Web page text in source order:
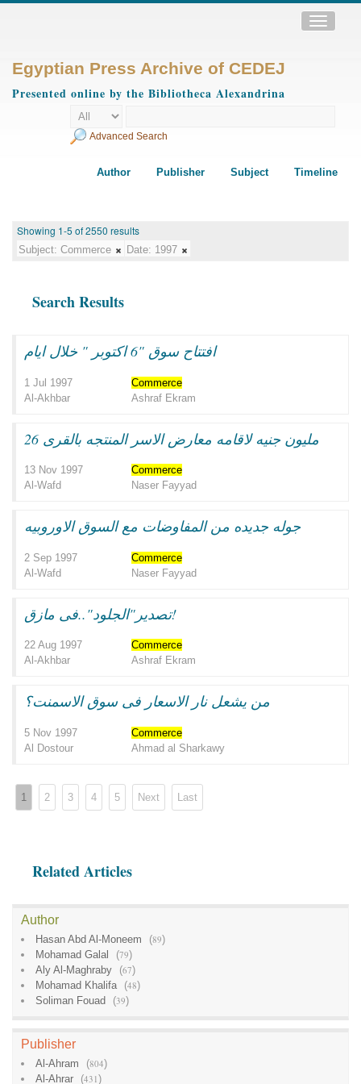
Toggle
Egyptian Press Archive of CEDEJ
Presented online by the Bibliotheca Alexandrina
Advanced Search
Author Publisher Subject Timeline
Showing 1-5 of 2550 results
Subject: Commerce Date: 1997
Search Results
افتتاح سوق "6 اكتوبر " خلال ايام
1 Jul 1997
Commerce
Al-Akhbar
Ashraf Ekram
26 مليون جنيه لاقامه معارض الاسر المنتجه بالقرى
13 Nov 1997
Commerce
Al-Wafd
Naser Fayyad
جوله جديده من المفاوضات مع السوق الاوروبيه
2 Sep 1997
Commerce
Al-Wafd
Naser Fayyad
تصدير"الجلود"..فى مازق!
22 Aug 1997
Commerce
Al-Akhbar
Ashraf Ekram
من يشعل نار الاسعار فى سوق الاسمنت؟
5 Nov 1997
Commerce
Al Dostour
Ahmad al Sharkawy
1 2 3 4 5 Next Last
Related Articles
Author
Hasan Abd Al-Moneem (89)
Mohamad Galal
(79)
Aly Al-Maghraby
(67)
Mohamad Khalifa
(48)
Soliman Fouad
(39)
Publisher
Al-Ahram (804)
Al-Ahrar
(431)